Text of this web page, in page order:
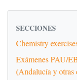
SECCIONES
Chemistry
Exámenes PAU/
(Andalucía y otras